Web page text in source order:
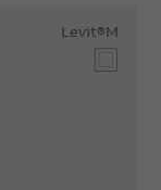
Levit®M